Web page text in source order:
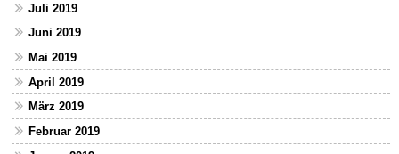
Juli 2019
Juni 2019
Mai 2019
April 2019
März 2019
Februar 2019